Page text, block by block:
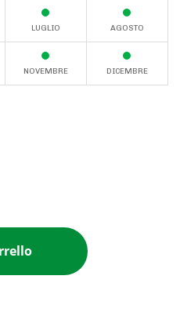
LUGLIO AGOSTO
NOVEMBRE DICEMBRE